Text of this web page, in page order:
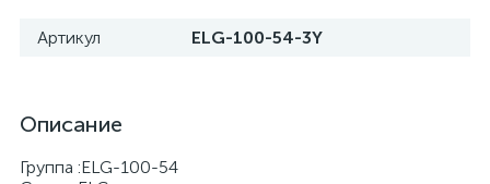
Артикул ELG-100-54-3Y
Описание
Группа :ELG-100-54